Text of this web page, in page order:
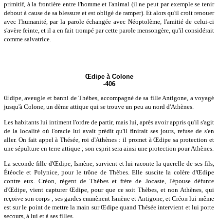
primitif, à la frontière entre l'homme et l'animal (il ne peut par exemple se tenir
debout à cause de sa blessure et est obligé de ramper). Et alors qu'il croit renouer
avec l'humanité, par la parole échangée avec Néoptolème, l'amitié de celui-ci
s'avère feinte, et il a en fait trompé par cette parole mensongère, qu'il considérait
comme salvatrice.
Œdipe à Colone
-406
Œdipe, aveugle et banni de Thèbes, accompagné de sa fille Antigone, a voyagé
jusqu'à Colone, un dème attique qui se trouve un peu au nord d'Athènes.
Les habitants lui intiment l'ordre de partir, mais lui, après avoir appris qu'il s'agit
de la localité où l'oracle lui avait prédit qu'il finirait ses jours, refuse de s'en
aller. On fait appel à Thésée, roi d'Athènes : il promet à Œdipe sa protection et
une sépulture en terre attique ; son esprit sera ainsi une protection pour Athènes.
La seconde fille d'Œdipe, Ismène, survient et lui raconte la querelle de ses fils,
Étéocle et Polynice, pour le trône de Thèbes. Elle suscite la colère d'Œdipe
contre eux. Créon, régent de Thèbes et frère de Jocaste, l'épouse défunte
d'Œdipe, vient capturer Œdipe, pour que ce soit Thèbes, et non Athènes, qui
reçoive son corps ; ses gardes emmènent Ismène et Antigone, et Créon lui-même
est sur le point de mettre la main sur Œdipe quand Thésée intervient et lui porte
secours, à lui et à ses filles.